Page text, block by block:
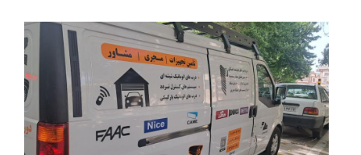
اجرای بدنه ون اینرودز
جزئیات بیشتر